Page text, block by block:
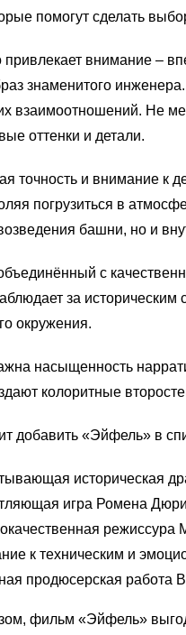
помогут сделать
привлекает внимание –
знаменитого
взаимоотношений. Не
оттенки и детали.
точность и внимание
погрузиться в
башни, но и
с
за
окружения.
насыщенность
колоритные
добавить «Эйфель» в
историческая
игра Ромена
режиссура
к техническим и
продюсерская работа
фильм «Эйфель»